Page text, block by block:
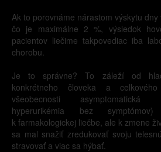
Ak to porovnáme nárastom výskytu
čo je maximálne 2 %, výsledok
pacientov liečime takpovediac iba
chorobu.
Je to správne? To záleží od
konkrétneho človeka a
všeobecnosti asymptomatická
hyperurikémia bez
k farmakologickej liečbe, ale k zmene
sa mal snažiť zredukovať svoju
stravovať a viac sa hýbať.